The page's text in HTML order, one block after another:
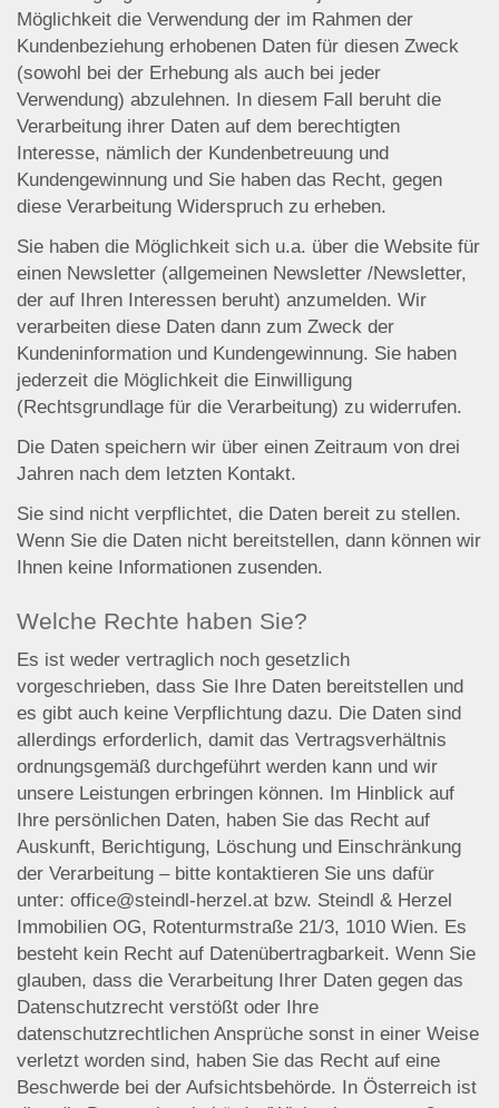
Möglichkeit die Verwendung der im Rahmen der
Kundenbeziehung erhobenen Daten für diesen Zweck
(sowohl bei der Erhebung als auch bei jeder
Verwendung) abzulehnen. In diesem Fall beruht die
Verarbeitung ihrer Daten auf dem berechtigten
Interesse, nämlich der Kundenbetreuung und
Kundengewinnung und Sie haben das Recht, gegen
diese Verarbeitung Widerspruch zu erheben.
Sie haben die Möglichkeit sich u.a. über die Website für
einen Newsletter (allgemeinen Newsletter /Newsletter,
der auf Ihren Interessen beruht) anzumelden. Wir
verarbeiten diese Daten dann zum Zweck der
Kundeninformation und Kundengewinnung. Sie haben
jederzeit die Möglichkeit die Einwilligung
(Rechtsgrundlage für die Verarbeitung) zu widerrufen.
Die Daten speichern wir über einen Zeitraum von drei
Jahren nach dem letzten Kontakt.
Sie sind nicht verpflichtet, die Daten bereit zu stellen.
Wenn Sie die Daten nicht bereitstellen, dann können wir
Ihnen keine Informationen zusenden.
Welche Rechte haben Sie?
Es ist weder vertraglich noch gesetzlich
vorgeschrieben, dass Sie Ihre Daten bereitstellen und
es gibt auch keine Verpflichtung dazu. Die Daten sind
allerdings erforderlich, damit das Vertragsverhältnis
ordnungsgemäß durchgeführt werden kann und wir
unsere Leistungen erbringen können. Im Hinblick auf
Ihre persönlichen Daten, haben Sie das Recht auf
Auskunft, Berichtigung, Löschung und Einschränkung
der Verarbeitung – bitte kontaktieren Sie uns dafür
unter: office@steindl-herzel.at bzw. Steindl & Herzel
Immobilien OG, Rotenturmstraße 21/3, 1010 Wien. Es
besteht kein Recht auf Datenübertragbarkeit. Wenn Sie
glauben, dass die Verarbeitung Ihrer Daten gegen das
Datenschutzrecht verstößt oder Ihre
datenschutzrechtlichen Ansprüche sonst in einer Weise
verletzt worden sind, haben Sie das Recht auf eine
Beschwerde bei der Aufsichtsbehörde. In Österreich ist